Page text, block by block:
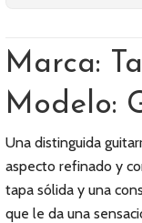
Marca:
Modelo:
Una distinguida
aspecto refinado y
tapa sólida y una
que le da una